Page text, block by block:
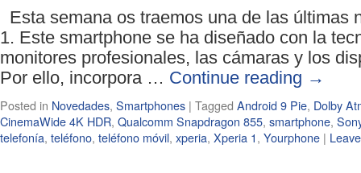
Esta semana os traemos una de las últimas
1. Este smartphone se ha diseñado con la
monitores profesionales, las cámaras y los
Por ello, incorpora … Continue reading →
Posted in Novedades, Smartphones | Tagged Android 9 Pie, Dolby
CinemaWide 4K HDR, Qualcomm Snapdragon 855, smartphone,
telefonía, teléfono, teléfono móvil, xperia, Xperia 1, Yourphone |